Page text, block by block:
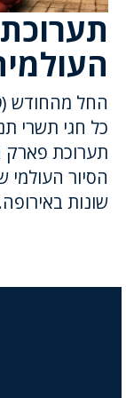
כל חגי תשרי
תערוכת פארק
הסיור
שונות באירופה.